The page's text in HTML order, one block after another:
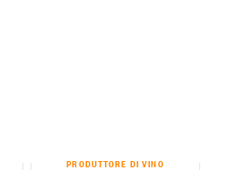
PRODUTTORE DI VINO